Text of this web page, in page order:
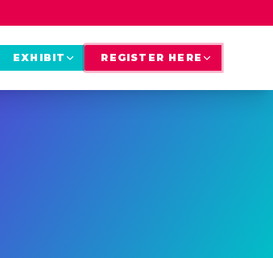
EXHIBIT REGISTER HERE